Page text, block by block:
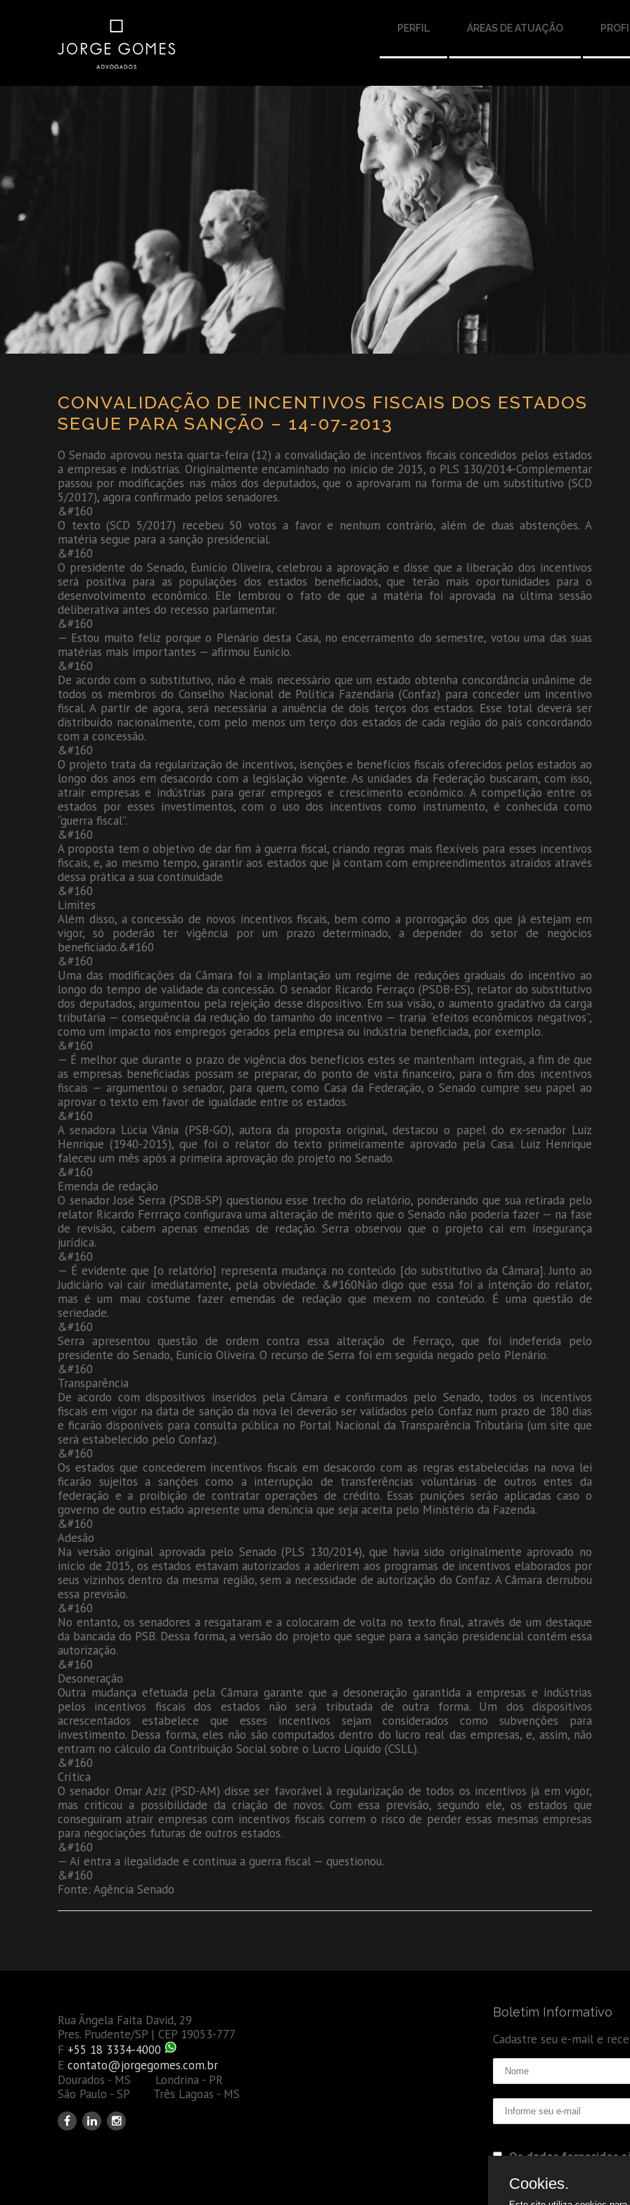
PERFIL ÁREAS DE ATUAÇÃO
CONVALIDAÇÃO DE INCENTIVOS FISCAIS DOS ESTADOS
SEGUE PARA SANÇÃO – 14-07-2013
O Senado aprovou nesta quarta-feira (12) a convalidação de incentivos fiscais concedidos pelos estados
a empresas e indústrias. Originalmente encaminhado no início de 2015, o PLS 130/2014-Complementar
passou por modificações nas mãos dos deputados, que o aprovaram na forma de um substitutivo (SCD
5/2017), agora confirmado pelos senadores.
&#160
O texto (SCD 5/2017) recebeu 50 votos a favor e nenhum contrário, além de duas abstenções. A
matéria segue para a sanção presidencial.
&#160
O presidente do Senado, Eunício Oliveira, celebrou a aprovação e disse que a liberação dos incentivos
será positiva para as populações dos estados beneficiados, que terão mais oportunidades para o
desenvolvimento econômico. Ele lembrou o fato de que a matéria foi aprovada na última sessão
deliberativa antes do recesso parlamentar.
&#160
— Estou muito feliz porque o Plenário desta Casa, no encerramento do semestre, votou uma das suas
matérias mais importantes — afirmou Eunício.
&#160
De acordo com o substitutivo, não é mais necessário que um estado obtenha concordância unânime de
todos os membros do Conselho Nacional de Política Fazendária (Confaz) para conceder um incentivo
fiscal. A partir de agora, será necessária a anuência de dois terços dos estados. Esse total deverá ser
distribuído nacionalmente, com pelo menos um terço dos estados de cada região do país concordando
com a concessão.
&#160
O projeto trata da regularização de incentivos, isenções e benefícios fiscais oferecidos pelos estados ao
longo dos anos em desacordo com a legislação vigente. As unidades da Federação buscaram, com isso,
atrair empresas e indústrias para gerar empregos e crescimento econômico. A competição entre os
estados por esses investimentos, com o uso dos incentivos como instrumento, é conhecida como
“guerra fiscal”.
&#160
A proposta tem o objetivo de dar fim à guerra fiscal, criando regras mais flexíveis para esses incentivos
fiscais, e, ao mesmo tempo, garantir aos estados que já contam com empreendimentos atraídos através
dessa prática a sua continuidade.
&#160
Limites
Além disso, a concessão de novos incentivos fiscais, bem como a prorrogação dos que já estejam em
vigor, só poderão ter vigência por um prazo determinado, a depender do setor de negócios
beneficiado.&#160
&#160
Uma das modificações da Câmara foi a implantação um regime de reduções graduais do incentivo ao
longo do tempo de validade da concessão. O senador Ricardo Ferraço (PSDB-ES), relator do substitutivo
dos deputados, argumentou pela rejeição desse dispositivo. Em sua visão, o aumento gradativo da carga
tributária — consequência da redução do tamanho do incentivo — traria “efeitos econômicos negativos”,
como um impacto nos empregos gerados pela empresa ou indústria beneficiada, por exemplo.
&#160
— É melhor que durante o prazo de vigência dos benefícios estes se mantenham integrais, a fim de que
as empresas beneficiadas possam se preparar, do ponto de vista financeiro, para o fim dos incentivos
fiscais — argumentou o senador, para quem, como Casa da Federação, o Senado cumpre seu papel ao
aprovar o texto em favor de igualdade entre os estados.
&#160
A senadora Lúcia Vânia (PSB-GO), autora da proposta original, destacou o papel do ex-senador Luiz
Henrique (1940-2015), que foi o relator do texto primeiramente aprovado pela Casa. Luiz Henrique
faleceu um mês após a primeira aprovação do projeto no Senado.
&#160
Emenda de redação
O senador José Serra (PSDB-SP) questionou esse trecho do relatório, ponderando que sua retirada pelo
relator Ricardo Ferrraço configurava uma alteração de mérito que o Senado não poderia fazer — na fase
de revisão, cabem apenas emendas de redação. Serra observou que o projeto cai em insegurança
jurídica.
&#160
— É evidente que [o relatório] representa mudança no conteúdo [do substitutivo da Câmara]. Junto ao
Judiciário vai cair imediatamente, pela obviedade. &#160Não digo que essa foi a intenção do relator,
mas é um mau costume fazer emendas de redação que mexem no conteúdo. É uma questão de
seriedade.
&#160
Serra apresentou questão de ordem contra essa alteração de Ferraço, que foi indeferida pelo
presidente do Senado, Eunício Oliveira. O recurso de Serra foi em seguida negado pelo Plenário.
&#160
Transparência
De acordo com dispositivos inseridos pela Câmara e confirmados pelo Senado, todos os incentivos
fiscais em vigor na data de sanção da nova lei deverão ser validados pelo Confaz num prazo de 180 dias
e ficarão disponíveis para consulta pública no Portal Nacional da Transparência Tributária (um site que
será estabelecido pelo Confaz).
&#160
Os estados que concederem incentivos fiscais em desacordo com as regras estabelecidas na nova lei
ficarão sujeitos a sanções como a interrupção de transferências voluntárias de outros entes da
federação e a proibição de contratar operações de crédito. Essas punições serão aplicadas caso o
governo de outro estado apresente uma denúncia que seja aceita pelo Ministério da Fazenda.
&#160
Adesão
Na versão original aprovada pelo Senado (PLS 130/2014), que havia sido originalmente aprovado no
início de 2015, os estados estavam autorizados a aderirem aos programas de incentivos elaborados por
seus vizinhos dentro da mesma região, sem a necessidade de autorização do Confaz. A Câmara derrubou
essa previsão.
&#160
No entanto, os senadores a resgataram e a colocaram de volta no texto final, através de um destaque
da bancada do PSB. Dessa forma, a versão do projeto que segue para a sanção presidencial contém essa
autorização.
&#160
Desoneração
Outra mudança efetuada pela Câmara garante que a desoneração garantida a empresas e indústrias
pelos incentivos fiscais dos estados não será tributada de outra forma. Um dos dispositivos
acrescentados estabelece que esses incentivos sejam considerados como subvenções para
investimento. Dessa forma, eles não são computados dentro do lucro real das empresas, e, assim, não
entram no cálculo da Contribuição Social sobre o Lucro Líquido (CSLL).
&#160
Crítica
O senador Omar Aziz (PSD-AM) disse ser favorável à regularização de todos os incentivos já em vigor,
mas criticou a possibilidade da criação de novos. Com essa previsão, segundo ele, os estados que
conseguiram atrair empresas com incentivos fiscais correm o risco de perder essas mesmas empresas
para negociações futuras de outros estados.
&#160
— Aí entra a ilegalidade e continua a guerra fiscal — questionou.
&#160
Fonte: Agência Senado
Rua Ângela Faita David, 29
Pres. Prudente/SP | CEP 19053-777
F +55 18 3334-4000
E contato@jorgegomes.com.br
Dourados - MS Londrina - PR
São Paulo - SP Três Lagoas - MS
Boletim Informativo
Cadastre seu e-mail e
Os dados fornecidos
Cookies.